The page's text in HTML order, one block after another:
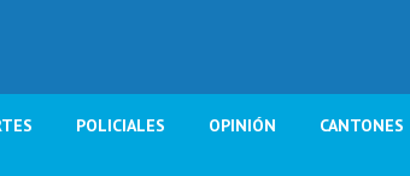
POLICIALES OPINIÓN CANTONES